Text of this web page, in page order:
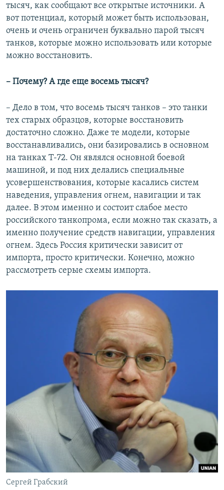
тысяч, как сообщают все открытые источники. А
вот потенциал, который может быть использован,
очень и очень ограничен буквально парой тысяч
танков, которые можно использовать или которые
можно восстановить.
– Почему? А где еще восемь тысяч?
– Дело в том, что восемь тысяч танков – это танки
тех старых образцов, которые восстановить
достаточно сложно. Даже те модели, которые
восстанавливались, они базировались в основном
на танках Т-72. Он являлся основной боевой
машиной, и под них делались специальные
усовершенствования, которые касались систем
наведения, управления огнем, навигации и так
далее. В этом именно и состоит слабое место
российского танкопрома, если можно так сказать, а
именно получение средств навигации, управления
огнем. Здесь Россия критически зависит от
импорта, просто критически. Конечно, можно
рассмотреть серые схемы импорта.
Сергей Грабский